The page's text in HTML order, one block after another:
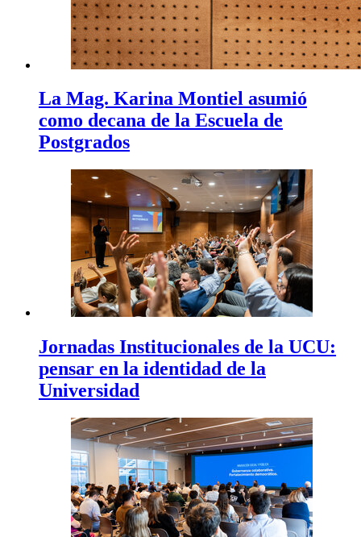
La Mag. Karina Montiel asumió
como decana de la Escuela de
Postgrados
Jornadas Institucionales de la UCU:
pensar en la identidad de la
Universidad